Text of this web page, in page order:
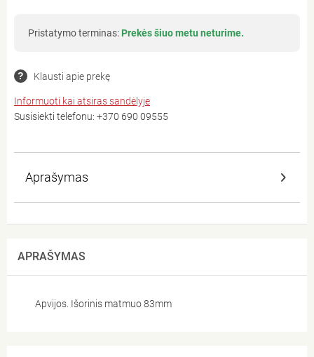
Pristatymo terminas: Prekės šiuo metu neturime.
Klausti apie prekę
Informuoti kai atsiras sandėlyje
Susisiekti telefonu: +370 690 09555
Aprašymas
APRAŠYMAS
Apvijos. Išorinis matmuo 83mm